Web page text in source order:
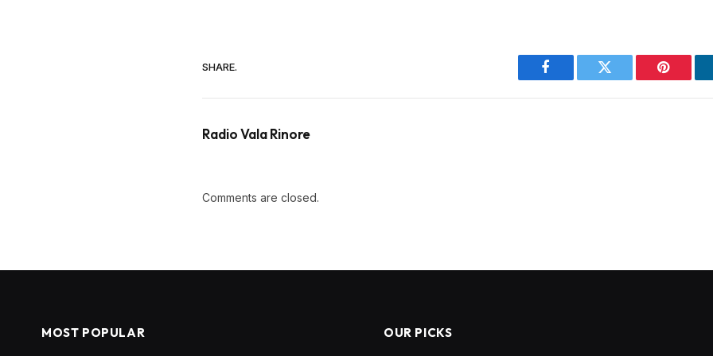
SHARE.
Facebook Twitter Pinterest
Radio Vala Rinore
Comments are closed.
MOST POPULAR OUR PICKS